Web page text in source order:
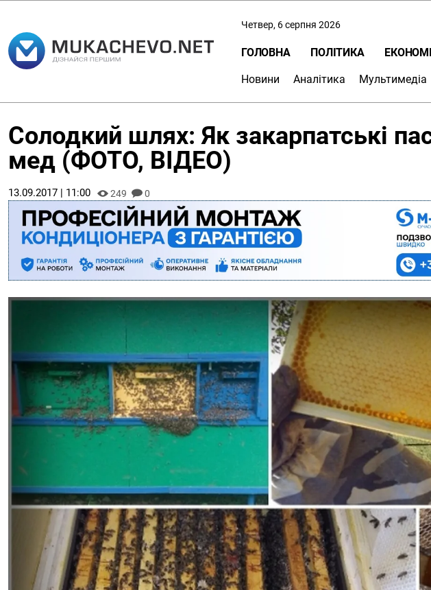
Четвер, 6 серпня 2026
ГОЛОВНА ПОЛІТИКА
Новини Аналітика Мультимедіа
Солодкий шлях: Як закарпатські
мед (ФОТО, ВІДЕО)
13.09.2017 | 11:00 249 0